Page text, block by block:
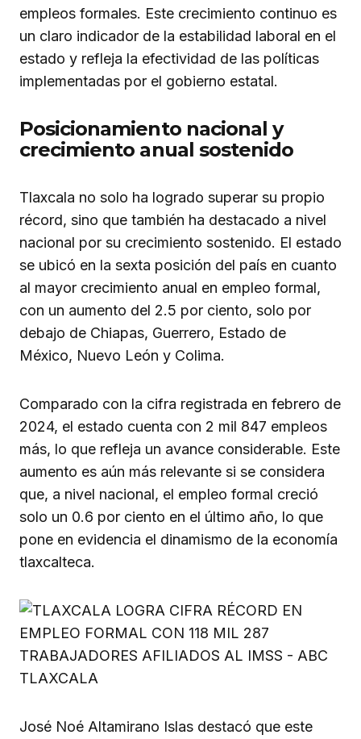
empleos formales. Este crecimiento continuo es
un claro indicador de la estabilidad laboral en el
estado y refleja la efectividad de las políticas
implementadas por el gobierno estatal.
Posicionamiento nacional y
crecimiento anual sostenido
Tlaxcala no solo ha logrado superar su propio
récord, sino que también ha destacado a nivel
nacional por su crecimiento sostenido. El estado
se ubicó en la sexta posición del país en cuanto
al mayor crecimiento anual en empleo formal,
con un aumento del 2.5 por ciento, solo por
debajo de Chiapas, Guerrero, Estado de
México, Nuevo León y Colima.
Comparado con la cifra registrada en febrero de
2024, el estado cuenta con 2 mil 847 empleos
más, lo que refleja un avance considerable. Este
aumento es aún más relevante si se considera
que, a nivel nacional, el empleo formal creció
solo un 0.6 por ciento en el último año, lo que
pone en evidencia el dinamismo de la economía
tlaxcalteca.
José Noé Altamirano Islas destacó que este